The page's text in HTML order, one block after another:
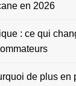
en 2026
: ce qui
de plus en